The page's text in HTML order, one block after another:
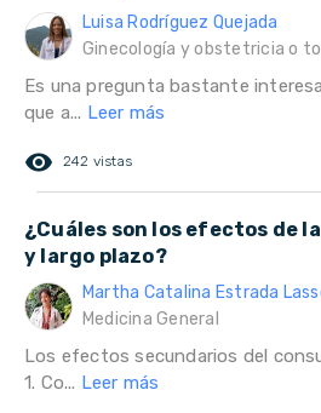
Luisa Rodríguez Quejada
Ginecología y obstetricia o
Es una pregunta bastante
que a... Leer más
remove_red_eye 242 vistas
¿Cuáles son los efectos de
y largo plazo?
Martha Catalina Estrada
Medicina General
Los efectos secundarios del
1. Co... Leer más